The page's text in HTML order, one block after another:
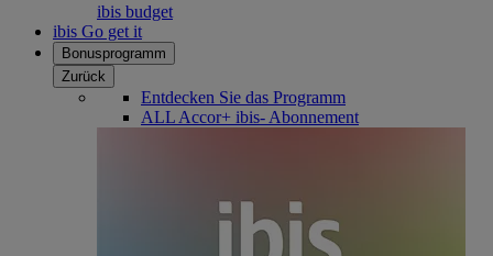
ibis budget
ibis Go get it
Bonusprogramm
Zurück
Entdecken Sie das Programm
ALL Accor+ ibis- Abonnement